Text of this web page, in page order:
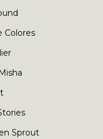
Colores
Sprout